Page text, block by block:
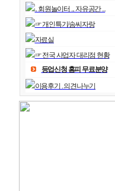
.. 회원놀이터 ... 자유공간 ...
☞ 개인특기/솜씨자랑
자료실
☞ 전국 사업자 대리점 현황
등업신청 홈피 무료분양
이용후기 . 의견나누기